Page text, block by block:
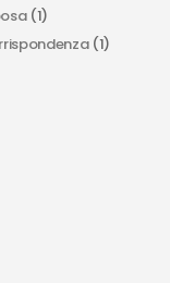
(1)
(1)